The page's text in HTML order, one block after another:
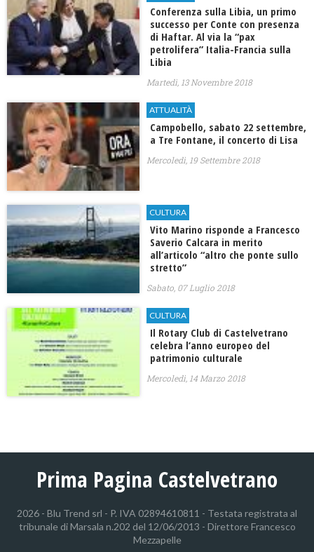
Conferenza sulla Libia, un primo
successo per Conte con presenza
di Haftar. Al via la “pax
petrolifera” Italia-Francia sulla
Libia
Martedì, 13 Novembre 2018
ATTUALITÀ
Campobello, sabato 22 settembre,
a Tre Fontane, il concerto di Lisa
Mercoledì, 19 Settembre 2018
CULTURA
Vito Marino risponde a Francesco
Saverio Calcara in merito
all’articolo “altro che ponte sullo
stretto”
Sabato, 07 Luglio 2018
CULTURA
Il Rotary Club di Castelvetrano
celebra l’anno europeo del
patrimonio culturale
Mercoledì, 14 Marzo 2018
Prima Pagina Castelvetrano
2026 - Blu Trend srl - P. IVA 02894610811 - Testata registrata al
tribunale di Marsala n.202 del 12/06/2013 - Direttore Francesco
Mezzapelle